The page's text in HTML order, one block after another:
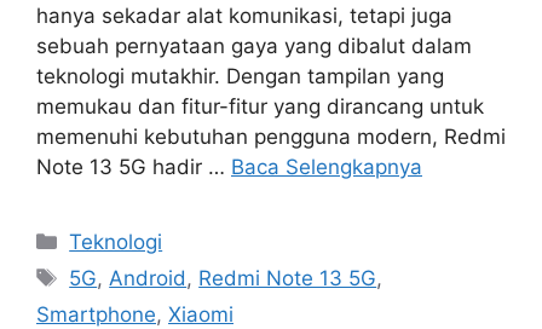
hanya sekadar alat komunikasi, tetapi juga
sebuah pernyataan gaya yang dibalut dalam
teknologi mutakhir. Dengan tampilan yang
memukau dan fitur-fitur yang dirancang untuk
memenuhi kebutuhan pengguna modern, Redmi
Note 13 5G hadir … Baca Selengkapnya
Kategori
Teknologi
Tag
5G,Android, Redmi Note 13 5G,
Smartphone, Xiaomi